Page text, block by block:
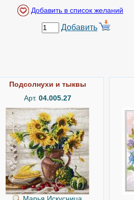
Добавить
Подсолнухи и тыквы
Арт. 04.005.27